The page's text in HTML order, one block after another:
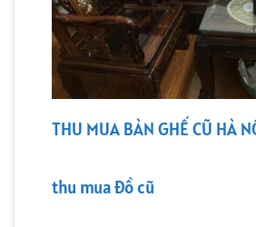
THU MUA BÀN GHẾ CŨ HÀ
thu mua đồ cũ